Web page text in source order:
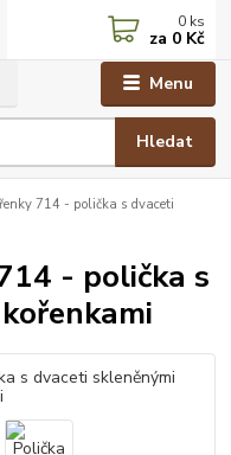
Menu
Hledat
0 ks
za 0 Kč
714 - polička s dvaceti
- polička s